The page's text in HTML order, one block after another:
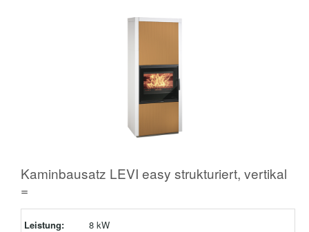
Kaminbausatz LEVI easy strukturiert, vertikal
=
Leistung:
8 kW